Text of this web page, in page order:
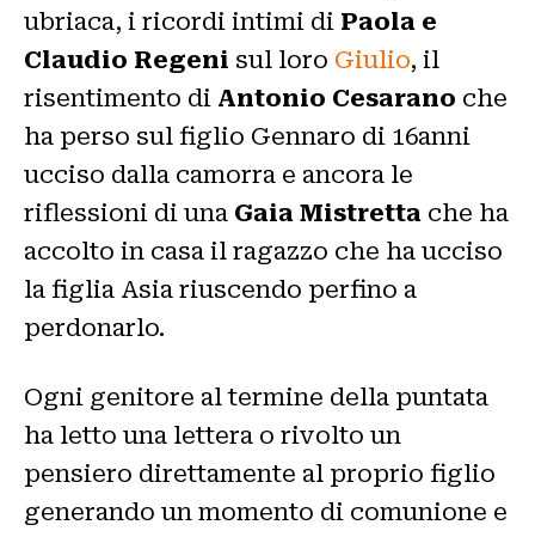
ubriaca, i ricordi intimi di Paola e
Claudio Regeni sul loro Giulio, il
risentimento di Antonio Cesarano che
ha perso sul figlio Gennaro di 16anni
ucciso dalla camorra e ancora le
riflessioni di una Gaia Mistretta che ha
accolto in casa il ragazzo che ha ucciso
la figlia Asia riuscendo perfino a
perdonarlo.
Ogni genitore al termine della puntata
ha letto una lettera o rivolto un
pensiero direttamente al proprio figlio
generando un momento di comunione e